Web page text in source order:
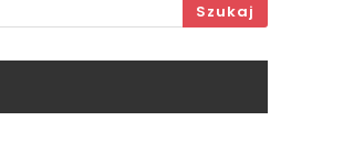
Szukaj